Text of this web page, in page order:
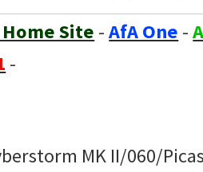
Home Site -AfA One -
-
MK II/060/